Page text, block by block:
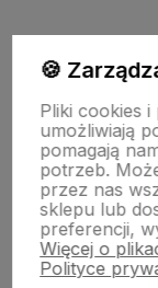
NASZE
Moje konto
Płatności i
Informacje
🍪
Pliki cookies
umożliwiają
pomagają
potrzeb.
przez nas
sklepu lub
preferencji,
Więcej o
Polityce